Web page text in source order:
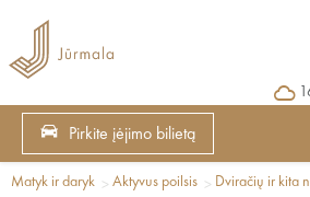
Pirkite įėjimo bilietą
Matyk ir daryk Aktyvus poilsis Dviračių ir kita